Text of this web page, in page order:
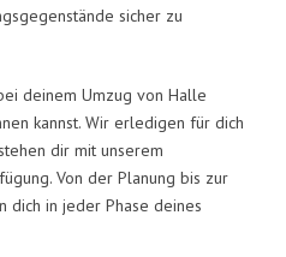
sicher zu
deinem Umzug von Halle
kannst. Wir erledigen für dich
dir mit unserem
Von der Planung bis zur
dich in jeder Phase deines